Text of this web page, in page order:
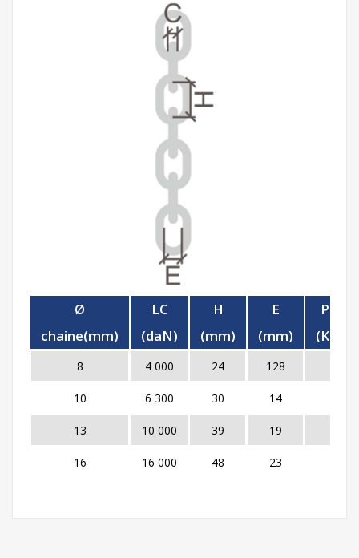
Ø
chaine(mm)
LC
(daN)
H
(mm)
E
(mm)
Poids
(Kg/
8 4 000 24 128
10 6 300 30 14
13 10 000 39 19
16 16 000 48 23